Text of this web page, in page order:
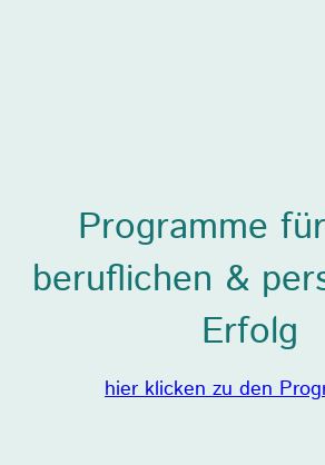
Programme
beruflichen &
Erfolg
hier klicken zu den